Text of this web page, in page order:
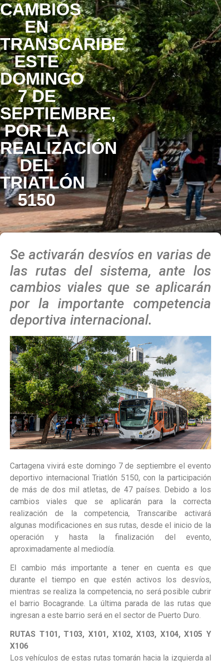
CAMBIOS
EN
TRANSCARIBE
ESTE
DOMINGO
7 DE
SEPTIEMBRE,
POR LA
REALIZACIÓN
DEL
TRIATLÓN
5150
Se activarán desvíos en varias de
las rutas del sistema, ante los
cambios viales que se aplicarán
por la importante competencia
deportiva internacional.
Cartagena vivirá este domingo 7 de septiembre el evento
deportivo internacional Triatlón 5150, con la participación
de más de dos mil atletas, de 47 países. Debido a los
cambios viales que se aplicarán para la correcta
realización de la competencia, Transcaribe activará
algunas modificaciones en sus rutas, desde el inicio de la
operación y hasta la finalización del evento,
aproximadamente al mediodía.
El cambio más importante a tener en cuenta es que
durante el tiempo en que estén activos los desvíos,
mientras se realiza la competencia, no será posible cubrir
el barrio Bocagrande. La última parada de las rutas que
ingresan a este barrio será en el sector de Puerto Duro.
RUTAS T101, T103, X101, X102, X103, X104, X105 Y
X106
Los vehículos de estas rutas tomarán hacia la izquierda al